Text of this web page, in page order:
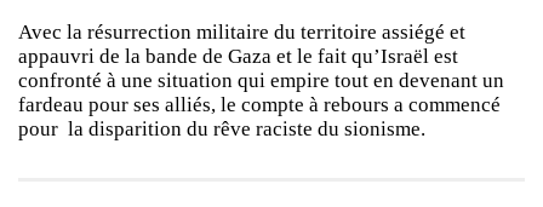
Avec la résurrection militaire du territoire assiégé et
appauvri de la bande de Gaza et le fait qu’Israël est
confronté à une situation qui empire tout en devenant un
fardeau pour ses alliés, le compte à rebours a commencé
pour la disparition du rêve raciste du sionisme.